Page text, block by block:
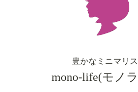
豊かなミニマリス
mono-life(モノ